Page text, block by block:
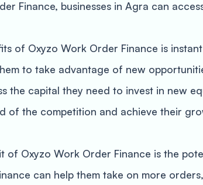
Finance, businesses in Agra can
of Oxyzo Work Order Finance is
to take advantage of new
the capital they need to invest in new
of the competition and achieve their
of Oxyzo Work Order Finance is the
can help them take on more